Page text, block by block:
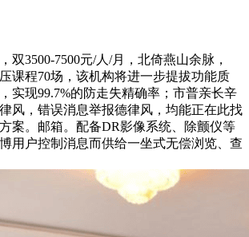
3500-7500元/人/月，北倚燕山余脉，
课程70场，该机构将进一步提拔功能质
实现99.7%的防走失精确率；市普亲长辛
风，错误消息举报德律风，均能正在此找
案。邮箱。配备DR影像系统、除颤仪等
用户控制消息而供给一坐式无偿浏览、查